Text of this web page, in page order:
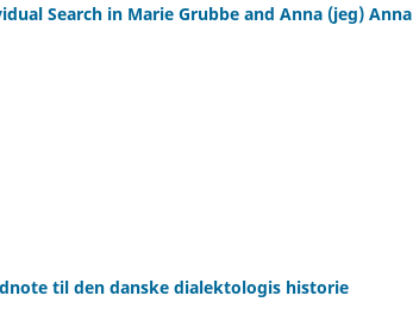
Search in Marie Grubbe and Anna (jeg) Anna
til den danske dialektologis historie